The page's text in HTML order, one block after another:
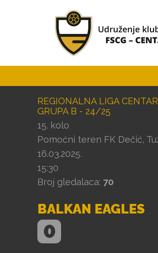
REGIONALNA LIGA
GRUPA B - 24/25
15. kolo
Pomoćni teren FK Dečić,
16.03.2025.
15:30
Broj gledalaca: 70
BALKAN EAGLES
0